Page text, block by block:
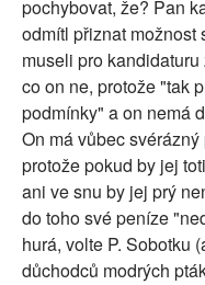
pochybovat, že? Pan
odmítl přiznat možnost
museli pro
co on ne, protože "tak
podmínky" a on nemá
On má vůbec
protože pokud by jej
ani ve snu by jej prý
do toho své peníze
hurá, volte P. Sobotku
důchodců modrých